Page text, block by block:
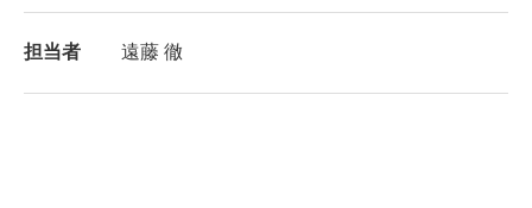
担当者 遠藤 徹